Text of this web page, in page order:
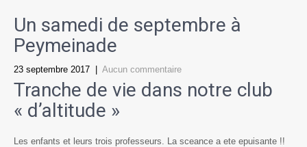
Un samedi de septembre à
Peymeinade
23 septembre 2017 Aucun commentaire
Tranche de vie dans notre club
« d’altitude »
Les enfants et leurs trois professeurs. La sceance a ete epuisante !!